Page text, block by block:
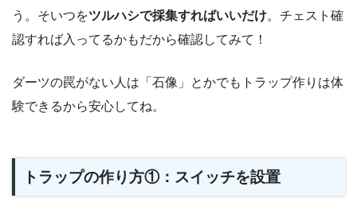
う。そいつをツルハシで採集すればいいだけ。チェスト確
認すれば入ってるかもだから確認してみて！
ダーツの罠がない人は「石像」とかでもトラップ作りは体
験できるから安心してね。
トラップの作り方①：スイッチを設置